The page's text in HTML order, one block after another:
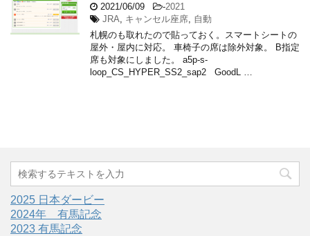
2021/06/09 -2021
JRA
キャンセル座席 自動
札幌のも取れたので貼っておく。スマートシートの
屋外・屋内に対応。 車椅子の席は除外対象。 B指定
席も対象にしました。 a5p-s-
loop_CS_HYPER_SS2_sap2 GoodL …
2025 日本ダービー
2024年 有馬記念
2023 有馬記念